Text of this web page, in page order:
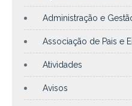
Administração e
Associação de Pais e
Atividades
Avisos